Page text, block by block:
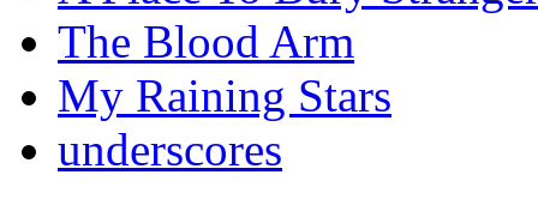
The Blood Arm
My Raining Stars
underscores